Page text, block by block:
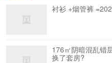
衬衫 +烟管裤
176㎡阴暗混乱错
换了套房?